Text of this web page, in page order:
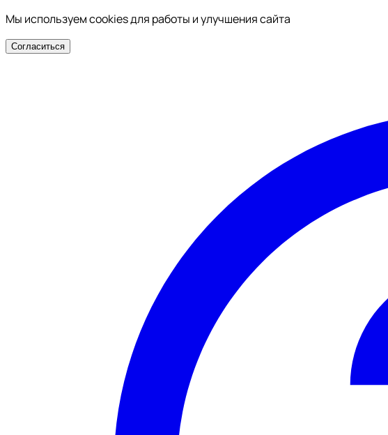
Мы используем cookies для работы и улучшения сайта
Согласиться